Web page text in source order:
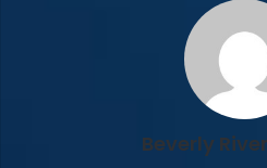
Beverly